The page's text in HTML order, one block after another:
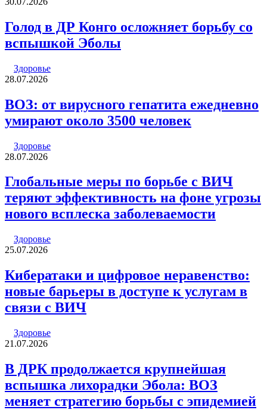
Голод в ДР Конго осложняет борьбу со
вспышкой Эболы
Здоровье
28.07.2026
ВОЗ: от вирусного гепатита ежедневно
умирают около 3500 человек
Здоровье
28.07.2026
Глобальные меры по борьбе с ВИЧ
теряют эффективность на фоне угрозы
нового всплеска заболеваемости
Здоровье
25.07.2026
Кибератаки и цифровое неравенство:
новые барьеры в доступе к услугам в
связи с ВИЧ
Здоровье
21.07.2026
В ДРК продолжается крупнейшая
вспышка лихорадки Эбола: ВОЗ
меняет стратегию борьбы с эпидемией